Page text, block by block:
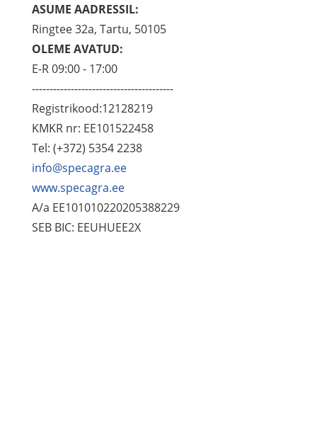
ASUME AADRESSIL:
Ringtee 32a, Tartu, 50105
OLEME AVATUD:
E-R 09:00 - 17:00
----------------------------------------
Registrikood:12128219
KMKR nr: EE101522458
Tel: (+372) 5354 2238
info@specagra.ee
www.specagra.ee
A/a EE101010220205388229
SEB BIC: EEUHUEE2X